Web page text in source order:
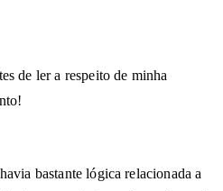
de ler a respeito de minha
bastante lógica relacionada a